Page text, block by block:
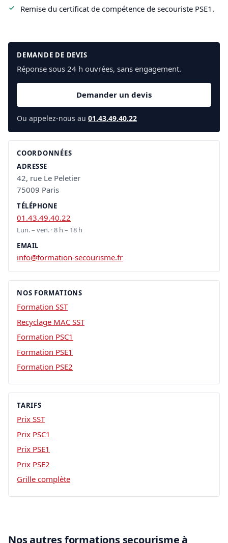
Remise du certificat de compétence de secouriste PSE1.
DEMANDE DE DEVIS
Réponse sous 24 h ouvrées, sans engagement.
Demander un devis
Ou appelez-nous au 01.43.49.40.22
COORDONNÉES
ADRESSE
42, rue Le Peletier
75009 Paris
TÉLÉPHONE
01.43.49.40.22
Lun. – ven. · 8 h – 18 h
EMAIL
info@formation-secourisme.fr
NOS FORMATIONS
Formation SST
Recyclage MAC SST
Formation PSC1
Formation PSE1
Formation PSE2
TARIFS
Prix SST
Prix PSC1
Prix PSE1
Prix PSE2
Grille complète
Nos autres formations secourisme à